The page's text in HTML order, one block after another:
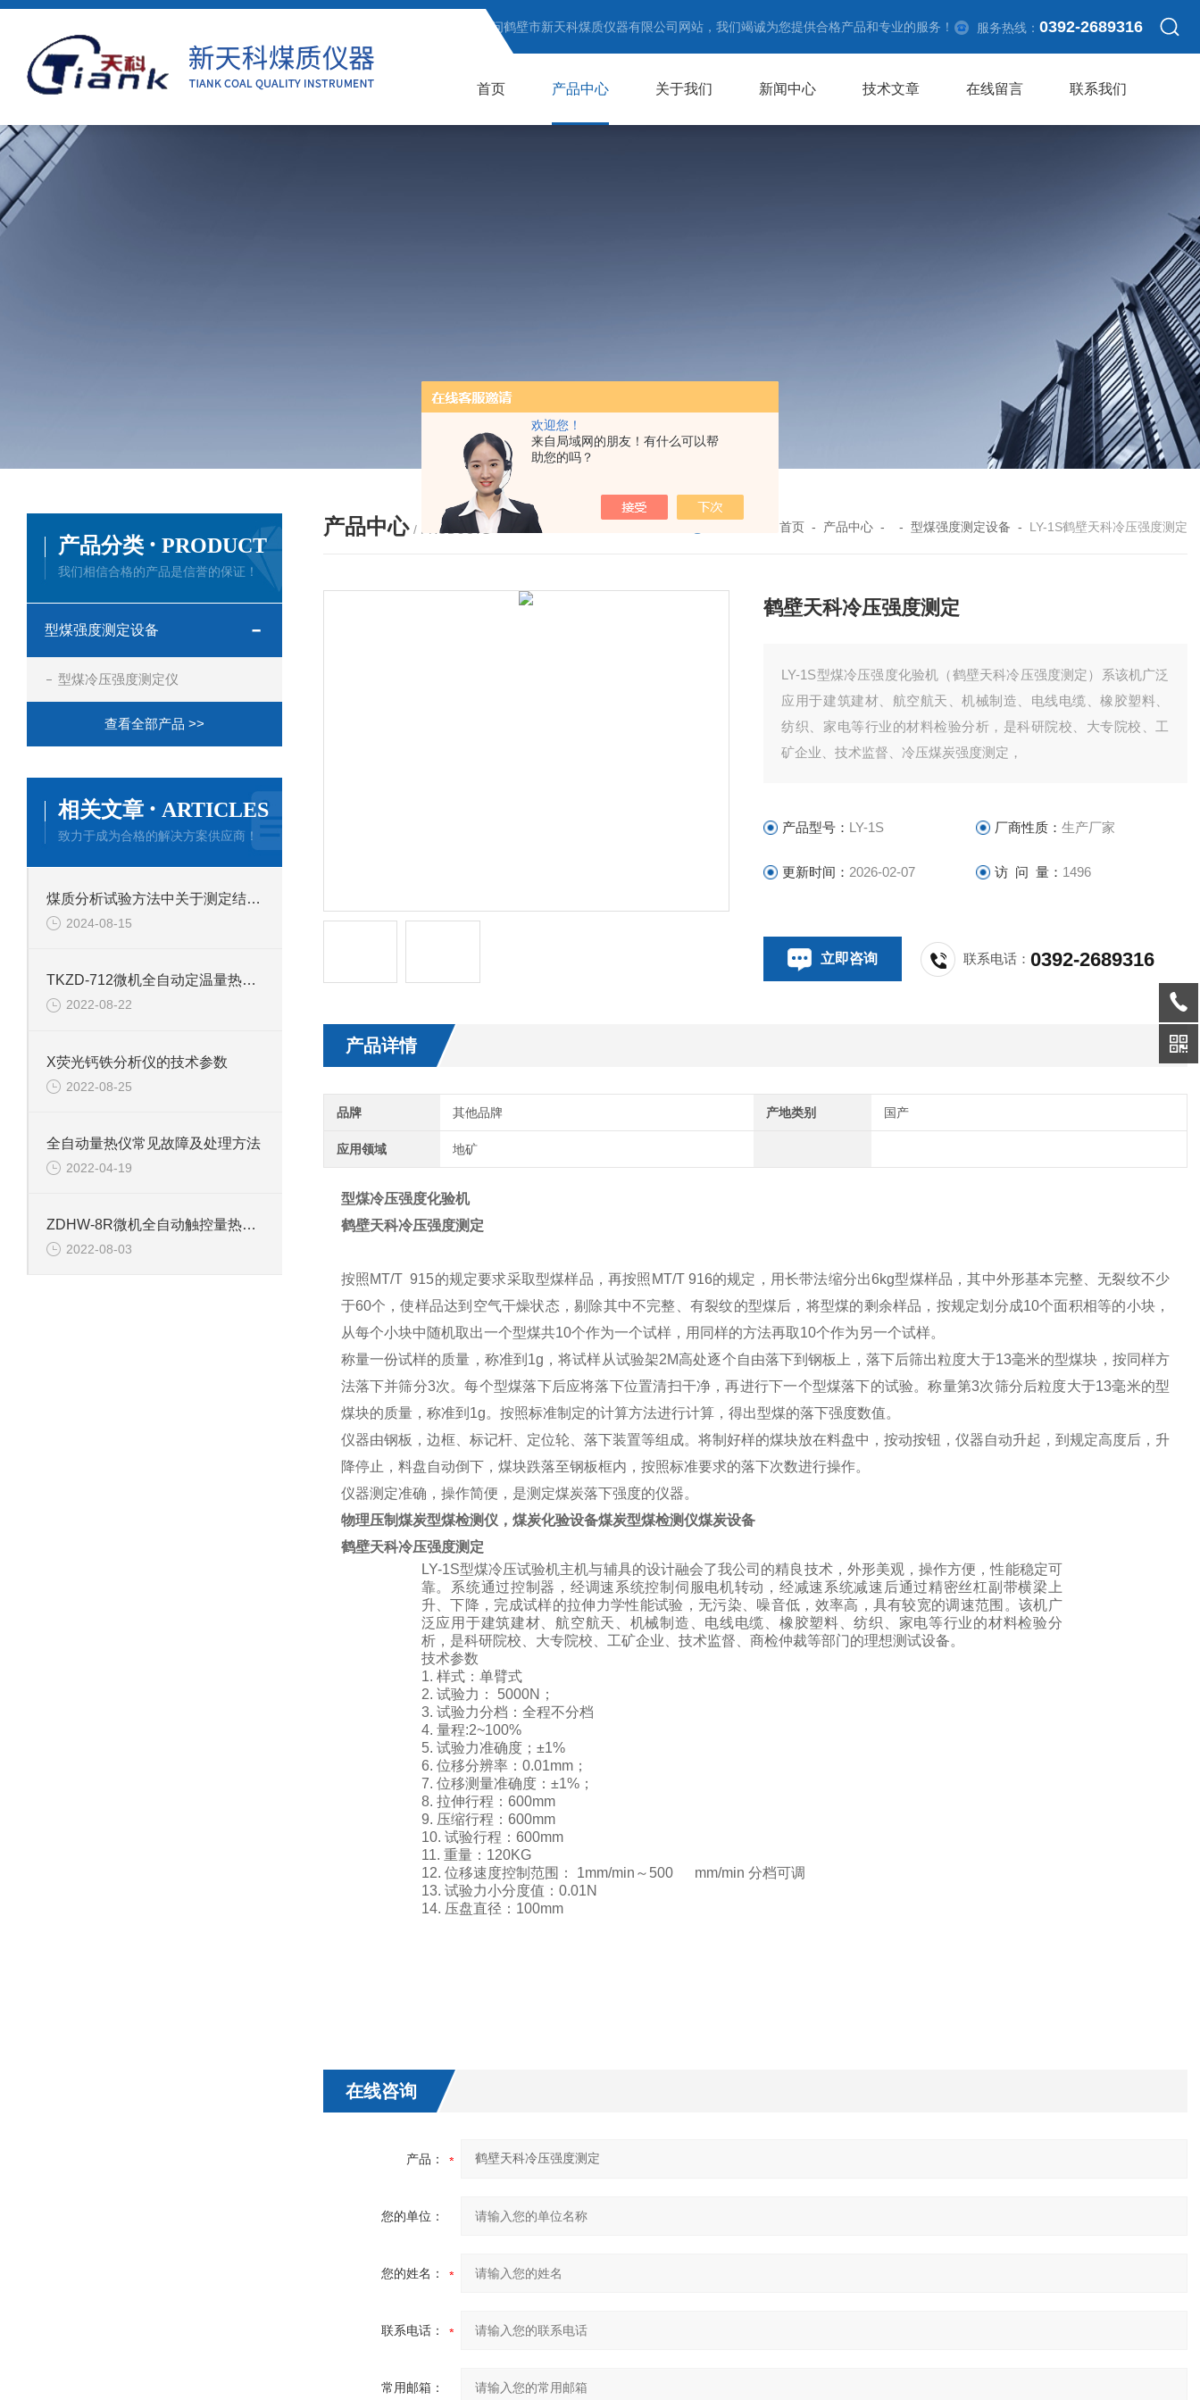
欢迎您！
来自局域网的朋友！有什么可以帮
助您的吗？
欢迎访问鹤壁市新天科煤质仪器有限公司网站，我们竭诚为您提供合格产品和专业的服务！ 服务热线： 0392-2689316
首页 产品中心 关于我们 新闻中心 技术文章 在线留言 联系我们
产品中心 / PRODUCTS 首页 - 产品中心 - - 型煤强度测定设备 - LY-1S鹤壁天科冷压强度测定
鹤壁天科冷压强度测定
LY-1S型煤冷压强度化验机（鹤壁天科冷压强度测定）系该机广泛
应用于建筑建材、航空航天、机械制造、电线电缆、橡胶塑料、
纺织、家电等行业的材料检验分析，是科研院校、大专院校、工
矿企业、技术监督、冷压煤炭强度测定，
产品型号： LY-1S 厂商性质： 生产厂家
更新时间： 2026-02-07 访 问 量： 1496
立即咨询 联系电话：0392-2689316
产品详情
品牌 其他品牌 产地类别 国产
应用领域 地矿
型煤冷压强度化验机
鹤壁天科冷压强度测定
按照MT/T 915的规定要求采取型煤样品，再按照MT/T 916的规定，用长带法缩分出6kg型煤样品，其中外形基本完整、无裂纹不少
于60个，使样品达到空气干燥状态，剔除其中不完整、有裂纹的型煤后，将型煤的剩余样品，按规定划分成10个面积相等的小块，
从每个小块中随机取出一个型煤共10个作为一个试样，用同样的方法再取10个作为另一个试样。
称量一份试样的质量，称准到1g，将试样从试验架2M高处逐个自由落下到钢板上，落下后筛出粒度大于13毫米的型煤块，按同样方
法落下并筛分3次。每个型煤落下后应将落下位置清扫干净，再进行下一个型煤落下的试验。称量第3次筛分后粒度大于13毫米的型
煤块的质量，称准到1g。按照标准制定的计算方法进行计算，得出型煤的落下强度数值。
仪器由钢板，边框、标记杆、定位轮、落下装置等组成。将制好样的煤块放在料盘中，按动按钮，仪器自动升起，到规定高度后，升
降停止，料盘自动倒下，煤块跌落至钢板框内，按照标准要求的落下次数进行操作。
仪器测定准确，操作简便，是测定煤炭落下强度的仪器。
物理压制煤炭型煤检测仪，煤炭化验设备煤炭型煤检测仪煤炭设备
鹤壁天科冷压强度测定
LY-1S型煤冷压试验机主机与辅具的设计融会了我公司的精良技术，外形美观，操作方便，性能稳定可
靠。系统通过控制器，经调速系统控制伺服电机转动，经减速系统减速后通过精密丝杠副带横梁上
升、下降，完成试样的拉伸力学性能试验，无污染、噪音低，效率高，具有较宽的调速范围。该机广
泛应用于建筑建材、航空航天、机械制造、电线电缆、橡胶塑料、纺织、家电等行业的材料检验分
析，是科研院校、大专院校、工矿企业、技术监督、商检仲裁等部门的理想测试设备。
技术参数
1. 样式：单臂式
2. 试验力： 5000N；
3. 试验力分档：全程不分档
4. 量程:2~100%
5. 试验力准确度；±1%
6. 位移分辨率：0.01mm；
7. 位移测量准确度：±1%；
8. 拉伸行程：600mm
9. 压缩行程：600mm
10. 试验行程：600mm
11. 重量：120KG
12. 位移速度控制范围： 1mm/min～500 mm/min 分档可调
13. 试验力小分度值：0.01N
14. 压盘直径：100mm
在线咨询
产品：
您的单位：
您的姓名：
联系电话：
常用邮箱：
产品分类 · PRODUCT
我们相信合格的产品是信誉的保证！
型煤强度测定设备
型煤冷压强度测定仪
查看全部产品 >>
相关文章 · ARTICLES
致力于成为合格的解决方案供应商！
煤质分析试验方法中关于测定结果运算标准
2024-08-15
TKZD-712微机全自动定温量热仪的技术参数
2022-08-22
X荧光钙铁分析仪的技术参数
2022-08-25
全自动量热仪常见故障及处理方法
2022-04-19
ZDHW-8R微机全自动触控量热仪（车载式量热仪）的技术参数
2022-08-03